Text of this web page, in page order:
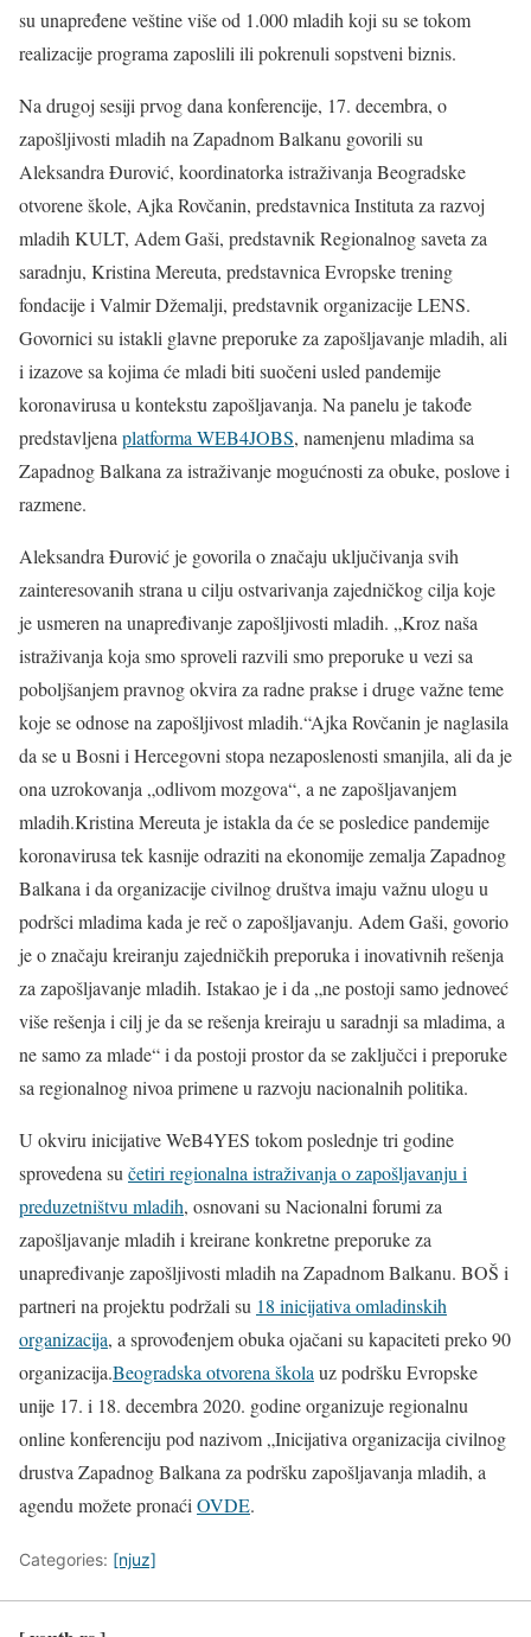
su unapređene veštine više od 1.000 mladih koji su se tokom
realizacije programa zaposlili ili pokrenuli sopstveni biznis.
Na drugoj sesiji prvog dana konferencije, 17. decembra, o
zapošljivosti mladih na Zapadnom Balkanu govorili su
Aleksandra Đurović, koordinatorka istraživanja Beogradske
otvorene škole, Ajka Rovčanin, predstavnica Instituta za razvoj
mladih KULT, Adem Gaši, predstavnik Regionalnog saveta za
saradnju, Kristina Mereuta, predstavnica Evropske trening
fondacije i Valmir Džemalji, predstavnik organizacije LENS.
Govornici su istakli glavne preporuke za zapošljavanje mladih, ali
i izazove sa kojima će mladi biti suočeni usled pandemije
koronavirusa u kontekstu zapošljavanja. Na panelu je takođe
predstavljena platforma WEB4JOBS, namenjenu mladima sa
Zapadnog Balkana za istraživanje mogućnosti za obuke, poslove i
razmene.
Aleksandra Đurović je govorila o značaju uključivanja svih
zainteresovanih strana u cilju ostvarivanja zajedničkog cilja koje
je usmeren na unapređivanje zapošljivosti mladih. „Kroz naša
istraživanja koja smo sproveli razvili smo preporuke u vezi sa
poboljšanjem pravnog okvira za radne prakse i druge važne teme
koje se odnose na zapošljivost mladih.“Ajka Rovčanin je naglasila
da se u Bosni i Hercegovni stopa nezaposlenosti smanjila, ali da je
ona uzrokovanja „odlivom mozgova“, a ne zapošljavanjem
mladih.Kristina Mereuta je istakla da će se posledice pandemije
koronavirusa tek kasnije odraziti na ekonomije zemalja Zapadnog
Balkana i da organizacije civilnog društva imaju važnu ulogu u
podršci mladima kada je reč o zapošljavanju. Adem Gaši, govorio
je o značaju kreiranju zajedničkih preporuka i inovativnih rešenja
za zapošljavanje mladih. Istakao je i da „ne postoji samo jednoveć
više rešenja i cilj je da se rešenja kreiraju u saradnji sa mladima, a
ne samo za mlade“ i da postoji prostor da se zaključci i preporuke
sa regionalnog nivoa primene u razvoju nacionalnih politika.
U okviru inicijative WeB4YES tokom poslednje tri godine
sprovedena su četiri regionalna istraživanja o zapošljavanju i
preduzetništvu mladih, osnovani su Nacionalni forumi za
zapošljavanje mladih i kreirane konkretne preporuke za
unapređivanje zapošljivosti mladih na Zapadnom Balkanu. BOŠ i
partneri na projektu podržali su 18 inicijativa omladinskih
organizacija, a sprovođenjem obuka ojačani su kapaciteti preko 90
organizacija.Beogradska otvorena škola uz podršku Evropske
unije 17. i 18. decembra 2020. godine organizuje regionalnu
online konferenciju pod nazivom „Inicijativa organizacija civilnog
drustva Zapadnog Balkana za podršku zapošljavanja mladih, a
agendu možete pronaći OVDE.
Categories: [njuz]